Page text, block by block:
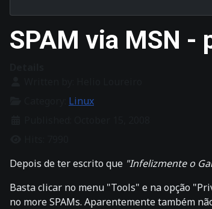
SPAM via MSN -
Linux
Depois de ter escrito que "Infelizmente o
Basta clicar no menu "Tools" e na opção
no more SPAMs. Aparentemente também